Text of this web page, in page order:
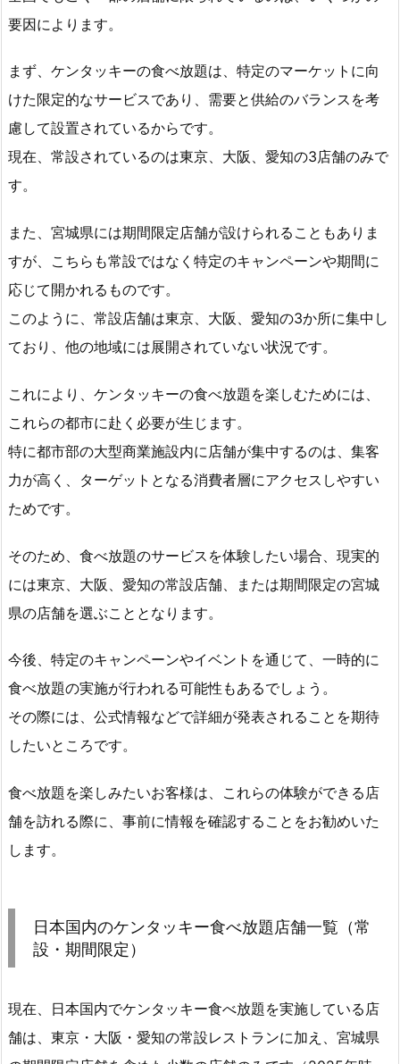
要因によります。
まず、ケンタッキーの食べ放題は、特定のマーケットに向
けた限定的なサービスであり、需要と供給のバランスを考
慮して設置されているからです。
現在、常設されているのは東京、大阪、愛知の3店舗のみで
す。
また、宮城県には期間限定店舗が設けられることもありま
すが、こちらも常設ではなく特定のキャンペーンや期間に
応じて開かれるものです。
このように、常設店舗は東京、大阪、愛知の3か所に集中し
ており、他の地域には展開されていない状況です。
これにより、ケンタッキーの食べ放題を楽しむためには、
これらの都市に赴く必要が生じます。
特に都市部の大型商業施設内に店舗が集中するのは、集客
力が高く、ターゲットとなる消費者層にアクセスしやすい
ためです。
そのため、食べ放題のサービスを体験したい場合、現実的
には東京、大阪、愛知の常設店舗、または期間限定の宮城
県の店舗を選ぶこととなります。
今後、特定のキャンペーンやイベントを通じて、一時的に
食べ放題の実施が行われる可能性もあるでしょう。
その際には、公式情報などで詳細が発表されることを期待
したいところです。
食べ放題を楽しみたいお客様は、これらの体験ができる店
舗を訪れる際に、事前に情報を確認することをお勧めいた
します。
日本国内のケンタッキー食べ放題店舗一覧（常
設・期間限定）
現在、日本国内でケンタッキー食べ放題を実施している店
舗は、東京・大阪・愛知の常設レストランに加え、宮城県